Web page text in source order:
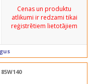
Cenas un produktu
atlikumi ir redzami tikai
reģistrētiem lietotājiem